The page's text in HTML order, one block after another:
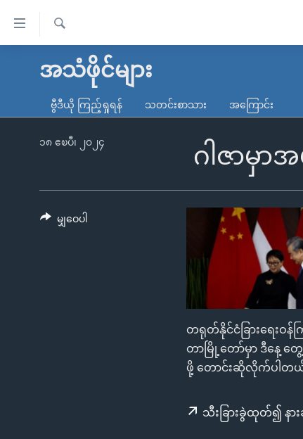
လွယ်ကူ
သည့်
မူလစာမျက်နှာ
ကမ္ဘာ့သတင်းများ
နိုင်ငံတကာ
တရုတ်
အစ္စရေး-ပါလက်စတိုင်း
ရပ်ဝန်းတခု လမ်းတခု အလွန်
အင်္ဂလိပ်စာလေ့လာမယ်
ရ
အသံဖိုင်များ
ဗွီဒီယို ကြည့်ရှုရန် သတင်းစာသား အကြောင်း
ဂါဇာမှာ
၁၈ ဧၿပီ၊ ၂၀၂၄
တရုတ်နိုင်ငံခြားရေးဝန်က
တာမြို့တော်မှာ ဒီနေ့ တွ
ဖို့ တောင်းဆိုလိုက်ပါတ
သီးခြားခွဲထုတ်၍ နာ
မျှဝေပါ